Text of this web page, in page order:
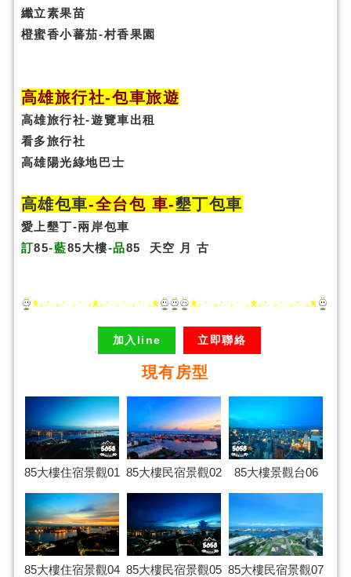
纖立素果苗
橙蜜香小蕃茄-村香果園
高雄旅行社-包車旅遊
高雄旅行社-遊覽車出租
看多旅行社
高雄陽光綠地巴士
高雄包車-全台包 車-墾丁包車
愛上墾丁-兩岸包車
訂85-藍85大樓-品85 天空 月 古
加入line 立即聯絡
現有房型
85大樓住宿景觀01 85大樓民宿景觀02 85大樓景觀台06
85大樓住宿景觀04 85大樓民宿景觀05 85大樓民宿景觀07